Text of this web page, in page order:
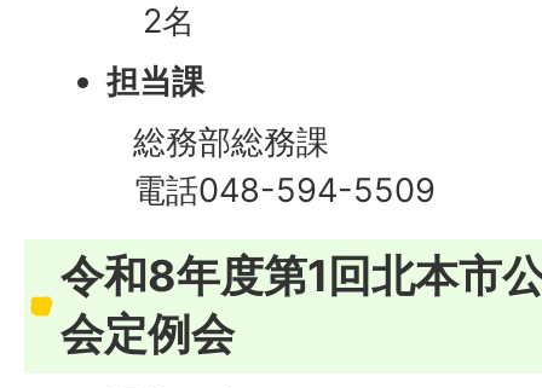
2名
担当課
総務部総務課
電話048-594-5509
令和8年度第1回北本市
会定例会